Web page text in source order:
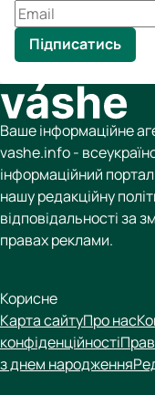
Підписатись
Ваше інформаційне
vashe.info -
інформаційний
нашу редакційну
відповідальності за
правах реклами.
Корисне
Карта сайтуПро нас
конфіденційності
з днем народження